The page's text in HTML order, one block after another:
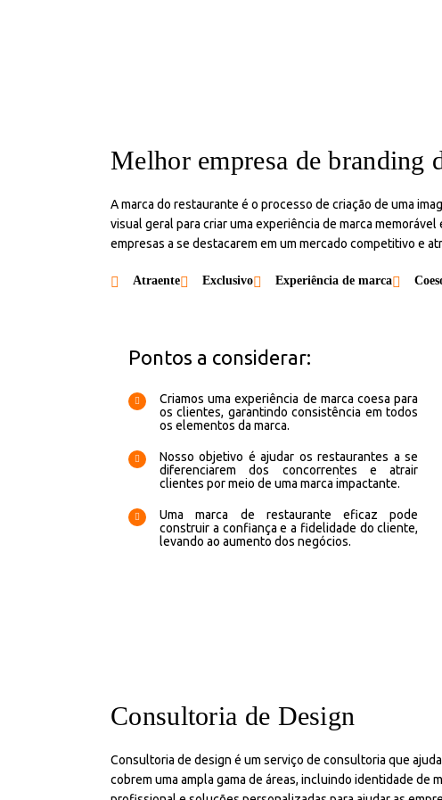
Melhor empresa de branding
A marca do restaurante é o processo de criação de uma
visual geral para criar uma experiência de marca
empresas a se destacarem em um mercado competitivo e
Atraente Exclusivo Experiência de marca
Pontos a considerar:
Criamos uma experiência de marca coesa para
os clientes, garantindo consistência em todos
os elementos da marca.
Nosso objetivo é ajudar os restaurantes a se
diferenciarem dos concorrentes e atrair
clientes por meio de uma marca impactante.
Uma marca de restaurante eficaz pode
construir a confiança e a fidelidade do cliente,
levando ao aumento dos negócios.
Consultoria de Design
Consultoria de design é um serviço de consultoria que
cobrem uma ampla gama de áreas, incluindo identidade